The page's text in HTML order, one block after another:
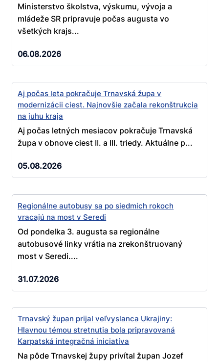
Ministerstvo školstva, výskumu, vývoja a
mládeže SR pripravuje počas augusta vo
všetkých krajs...
06.08.2026
Aj počas leta pokračuje Trnavská župa v
modernizácii ciest. Najnovšie začala rekonštrukcia
na juhu kraja
Aj počas letných mesiacov pokračuje Trnavská
župa v obnove ciest II. a III. triedy. Aktuálne p...
05.08.2026
Regionálne autobusy sa po siedmich rokoch
vracajú na most v Seredi
Od pondelka 3. augusta sa regionálne
autobusové linky vrátia na zrekonštruovaný
most v Seredi....
31.07.2026
Trnavský župan prijal veľvyslanca Ukrajiny:
Hlavnou témou stretnutia bola pripravovaná
Karpatská integračná iniciatíva
Na pôde Trnavskej župy privítal župan Jozef